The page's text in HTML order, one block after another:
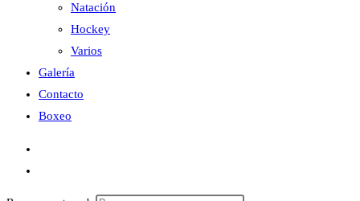
Natación
Hockey
Varios
Galería
Contacto
Boxeo